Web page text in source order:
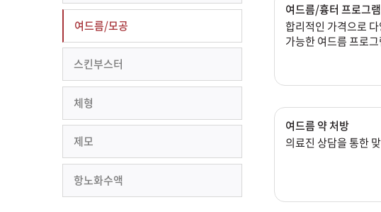
여드름/모공
스킨부스터
체형
제모
항노화수액
여드름/흉터 프로그램
합리적인 가격으로
가능한 여드름 프로
여드름 약 처방
의료진 상담을 통한